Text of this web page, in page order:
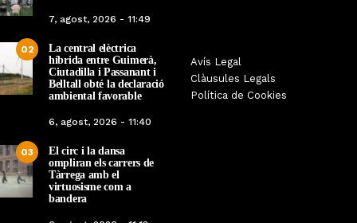
7, agost, 2026 - 11:49
02
La central elèctrica
híbrida entre Guimerà,
Ciutadilla i Passanant i
Belltall obté la declaració
ambiental favorable
6, agost, 2026 - 11:40
03
El circ i la dansa
ompliran els carrers de
Tàrrega amb el
virtuosisme com a
bandera
Avís Legal
Clàusules Legals
Política de Cookies
Les Gastrosàvies protagonitzen
una gran trobada al Món Sant
Benet que referma el valor de la
27, novembre, 2025 - 08:28
protagonista de la
Cinema Espiritual de